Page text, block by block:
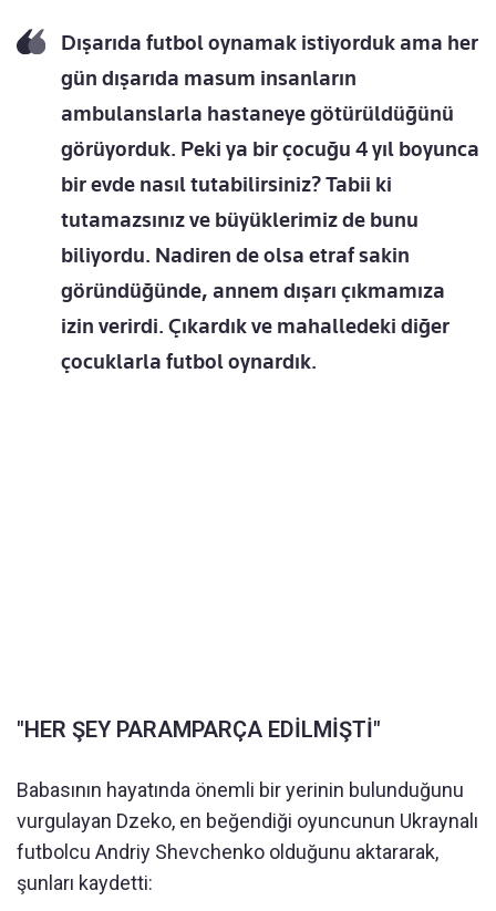
Dışarıda futbol oynamak istiyorduk ama her
gün dışarıda masum insanların
ambulanslarla hastaneye götürüldüğünü
görüyorduk. Peki ya bir çocuğu 4 yıl boyunca
bir evde nasıl tutabilirsiniz? Tabii ki
tutamazsınız ve büyüklerimiz de bunu
biliyordu. Nadiren de olsa etraf sakin
göründüğünde, annem dışarı çıkmamıza
izin verirdi. Çıkardık ve mahalledeki diğer
çocuklarla futbol oynardık.
"HER ŞEY PARAMPARÇA EDİLMİŞTİ"
Babasının hayatında önemli bir yerinin bulunduğunu
vurgulayan Dzeko, en beğendiği oyuncunun Ukraynalı
futbolcu Andriy Shevchenko olduğunu aktararak,
şunları kaydetti: